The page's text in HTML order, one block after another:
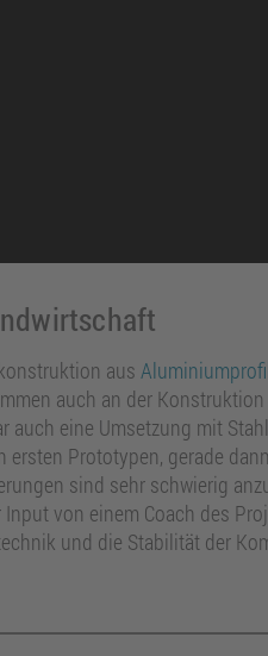
aus
auch an der
eine Umsetzung mit
Prototypen, gerade
sind sehr schwierig
von einem Coach des
und die Stabilität der